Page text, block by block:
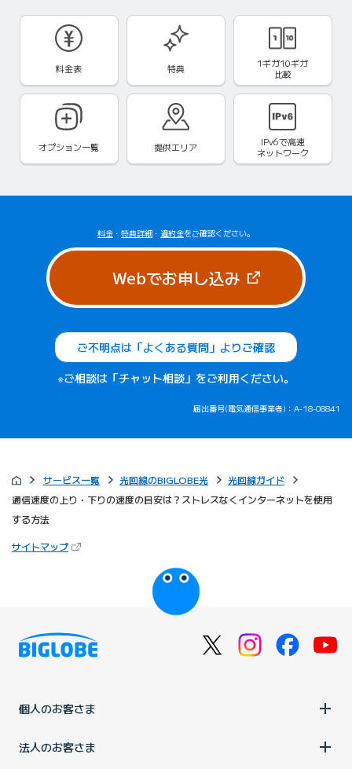
料金表 特典
1ギガ10ギガ
比較
オプション一覧 提供エリア IPv6で高速
ネットワーク
料金 ・ 特典詳細 ・ 違約金をご確認ください。
Webでお申し込み（新しいタブ
ご不明点は「よくある質問」よりご確認
※ご相談は「チャット相談」をご利用ください。
届出番号(電気通信事業者)：A-18-08841
サービス一覧 光回線のBIGLOBE光
光回線ガイド
通信速度の上り・下りの速度の目安は？ストレスなくインターネットを使用
する方法
サイトマップ（新しいタブで開きます）
びっぷるのページ
個人のお客さま
法人のお客さま